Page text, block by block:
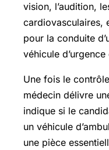
vision, l’audition,
cardiovasculaires,
pour la conduite
véhicule
Une fois le
médecin délivre
indique si le
un véhicule
une pièce